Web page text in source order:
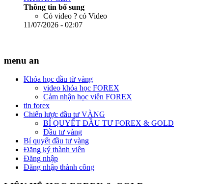
DÂN FOREX CHUYÊN NGHIỆP LÀM GHÌ CÓ
CHUYỆN PHÂN TÍCH HAY ĐÁNH O.1 VÀ DÙNG TÀI
KHOẢN CEN
menu an
Khóa học đầu từ vàng
video khóa học FOREX
Cảm nhận học viên FOREX
tin forex
Chiến lược đầu tư VÀNG
BÍ QUYẾT ĐẦU TƯ FOREX & GOLD
Đầu tư vàng
Bí quyết đầu tư vàng
Đăng ký thành viên